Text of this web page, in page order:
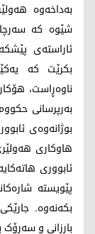
بەداخەوە
شێوە کە
ئاراستەی
بکرێت کە
ناوەڕاست،
بەرپرسانی
بوژانەوەی
هاوکاری
ئابووری
پێویستە
بکەنەوە.
بارزانی و سەرۆک